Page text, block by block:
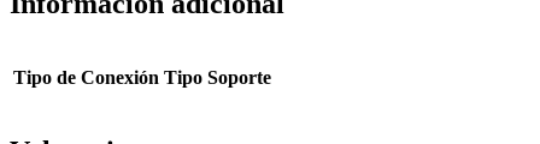
Tipo de Conexión Tipo Soporte